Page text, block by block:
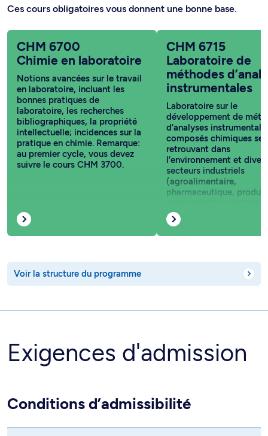
Ces cours obligatoires vous donnent une bonne base.
CHM 6700
Chimie en laboratoire
Notions avancées sur le travail
en laboratoire, incluant les
bonnes pratiques de
laboratoire, les recherches
bibliographiques, la propriété
intellectuelle; incidences sur la
pratique en chimie. Remarque:
au premier cycle, vous devez
suivre le cours CHM 3700.
CHM 6715
Laboratoire de
méthodes
instrumentales
Laboratoire sur le
développement de
d’analyses
composés chimiques se
retrouvant dans
l’environnement et divers
secteurs industriels
(agroalimentaire,
pharmaceutique,
parmi d’autres).
premier cycle, vous
suivre le cours CHM
Voir la structure du programme
Exigences d'admission
Conditions d’admissibilité